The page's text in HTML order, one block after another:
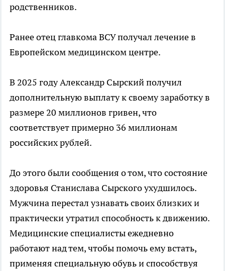
родственников.
Ранее отец главкома ВСУ получал лечение в
Европейском медицинском центре.
В 2025 году Александр Сырский получил
дополнительную выплату к своему заработку в
размере 20 миллионов гривен, что
соответствует примерно 36 миллионам
российских рублей.
До этого были сообщения о том, что состояние
здоровья Станислава Сырского ухудшилось.
Мужчина перестал узнавать своих близких и
практически утратил способность к движению.
Медицинские специалисты ежедневно
работают над тем, чтобы помочь ему встать,
применяя специальную обувь и способствуя